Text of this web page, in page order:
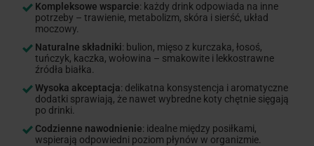
Kompleksowe wsparcie: każdy drink odpowiada na inne
potrzeby – trawienie, metabolizm, skóra i sierść, układ
moczowy.
Naturalne składniki: bulion, mięso z kurczaka, łosoś,
tuńczyk, kaczka, wołowina – smakowite i lekkostrawne
źródła białka.
Wysoka akceptacja: delikatna konsystencja i aromatyczne
dodatki sprawiają, że nawet wybredne koty chętnie sięgają
po drinki.
Codzienne nawodnienie: idealne między posiłkami,
wspierają odpowiedni poziom płynów w organizmie.